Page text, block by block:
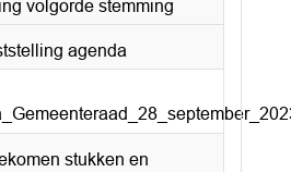
volgorde stemming
agenda
stukken en